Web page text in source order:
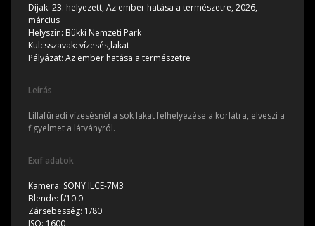
Díjak: 23. helyezett, Az ember hatása a természetre, 2026,
március
Helyszín: Bükki Nemzeti Park
Kulcsszavak: vízesés,lakat
Pályázat: Az ember hatása a természetre
Leírás
Lillafüredi vízesésnél a sok lakat felhelyezése a korlátra, elveszi a
figyelmet a látványról.
Exif adatok
Kamera: SONY ILCE-7M3
Blende:f/10.0
Zársebesség: 1/80
ISO: 1600